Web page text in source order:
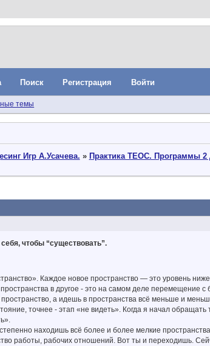
Поиск Регистрация Войти
темы
Игр А.Усачева. » Практика ТЕОС. Программы 2
чтобы “существовать”.
Каждое новое пространство — это уровень
в другое - это на самом деле перемещение с
а идешь в пространства всё меньше и
точнее - этап «не видеть». Когда я начал
находишь всё более и более мелкие
работы, рабочих отношений. Вот ты и переходишь.